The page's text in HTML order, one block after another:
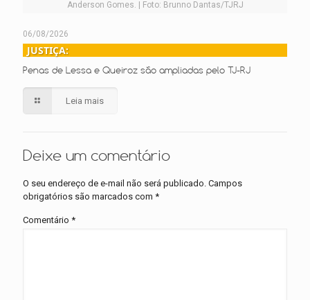
Anderson Gomes. | Foto: Brunno Dantas/TJRJ
06/08/2026
JUSTIÇA:
Penas de Lessa e Queiroz são ampliadas pelo TJ-RJ
Leia mais
Deixe um comentário
O seu endereço de e-mail não será publicado. Campos
obrigatórios são marcados com *
Comentário *